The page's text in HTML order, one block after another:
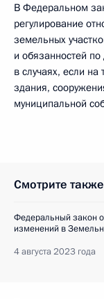
В Федеральном
регулирование
земельных
и обязанностей
в случаях, если
здания,
муниципальной
Смотрите также
Федеральный закон
изменений в
4 августа 2023 года